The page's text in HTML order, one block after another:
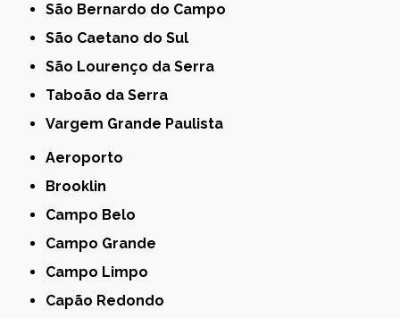
São Bernardo do Campo
São Caetano do Sul
São Lourenço da Serra
Taboão da Serra
Vargem Grande Paulista
Aeroporto
Brooklin
Campo Belo
Campo Grande
Campo Limpo
Capão Redondo